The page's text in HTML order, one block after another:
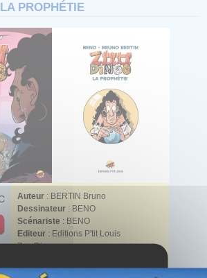
PROPHÉTIE
Auteur: BERTIN Bruno
Dessinateur: BENO
Scénariste : BENO
Editeur: Editions P'tit Louis
Zoo Dingo
Genre: Livres Tout public